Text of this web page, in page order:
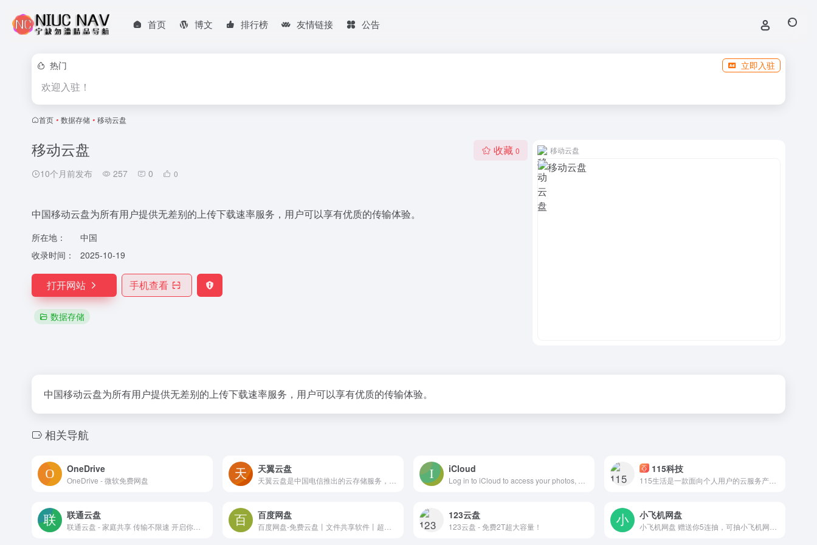
首页 博文 排行榜 友情链接 公告
热门 立即入驻
欢迎入驻！
首页 • 数据存储 • 移动云盘
移动云盘
10个月前发布 257 0 0
收藏 0
中国移动云盘为所有用户提供无差别的上传下载速率服务，用户可以享有优质的传输体验。
所在地：
中国
收录时间：
2025-10-19
打开网站 手机查看
数据存储
移动云盘
中国移动云盘为所有用户提供无差别的上传下载速率服务，用户可以享有优质的传输体验。
相关导航
OneDrive
OneDrive - 微软免费网盘
天翼云盘 iCloud 115科技
联通云盘 百度网盘 123云盘
123云盘 - 免费2T超大容量！
小飞机网盘